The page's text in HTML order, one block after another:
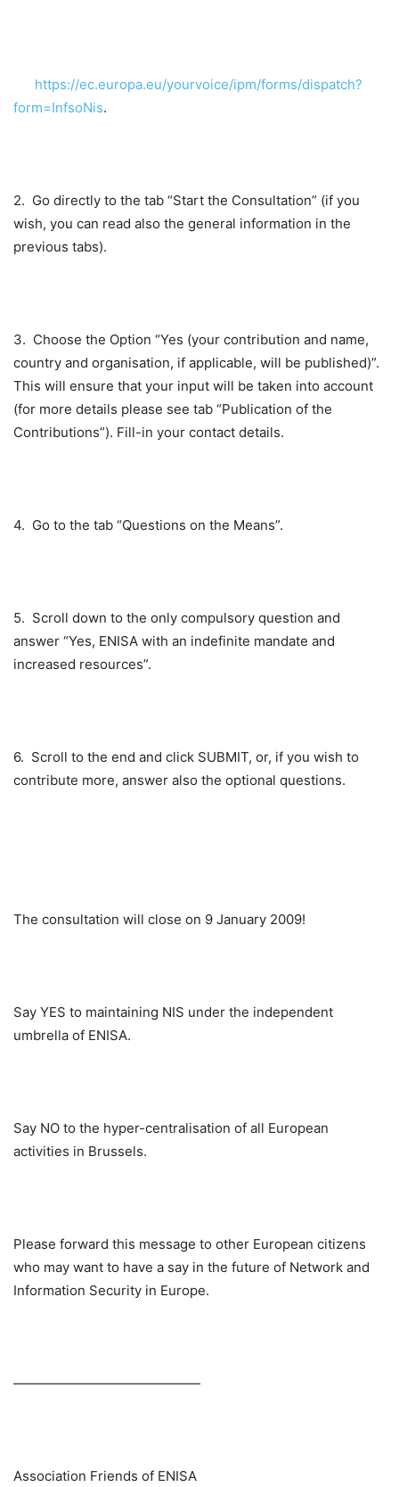
https://ec.europa.eu/yourvoice/ipm/forms/dispatch?
form=InfsoNis.
2. Go directly to the tab “Start the Consultation” (if you
wish, you can read also the general information in the
previous tabs).
3. Choose the Option “Yes (your contribution and name,
country and organisation, if applicable, will be published)”.
This will ensure that your input will be taken into account
(for more details please see tab “Publication of the
Contributions”). Fill-in your contact details.
4. Go to the tab “Questions on the Means”.
5. Scroll down to the only compulsory question and
answer “Yes, ENISA with an indefinite mandate and
increased resources”.
6. Scroll to the end and click SUBMIT, or, if you wish to
contribute more, answer also the optional questions.
The consultation will close on 9 January 2009!
Say YES to maintaining NIS under the independent
umbrella of ENISA.
Say NO to the hyper-centralisation of all European
activities in Brussels.
Please forward this message to other European citizens
who may want to have a say in the future of Network and
Information Security in Europe.
——————————————
Association Friends of ENISA